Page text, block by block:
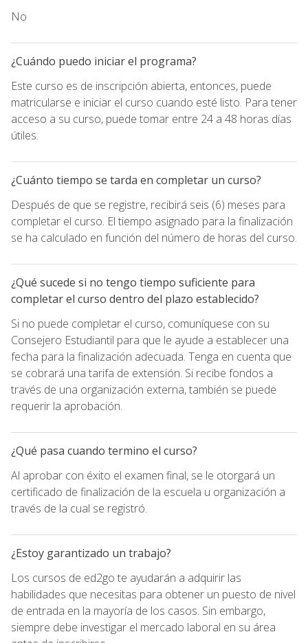
No
¿Cuándo puedo iniciar el programa?
Este curso es de inscripción abierta, entonces, puede
matricularse e iniciar el curso cuando esté listo. Para tener
acceso a su curso, puede tomar entre 24 a 48 horas días
útiles.
¿Cuánto tiempo se tarda en completar un curso?
Después de que se registre, recibirá seis (6) meses para
completar el curso. El tiempo asignado para la finalización
se ha calculado en función del número de horas del curso.
¿Qué sucede si no tengo tiempo suficiente para
completar el curso dentro del plazo establecido?
Si no puede completar el curso, comuníquese con su
Consejero Estudiantil para que le ayude a establecer una
fecha para la finalización adecuada. Tenga en cuenta que
se cobrará una tarifa de extensión. Si recibe fondos a
través de una organización externa, también se puede
requerir la aprobación.
¿Qué pasa cuando termino el curso?
Al aprobar con éxito el examen final, se le otorgará un
certificado de finalización de la escuela u organización a
través de la cual se registró.
¿Estoy garantizado un trabajo?
Los cursos de ed2go te ayudarán a adquirir las
habilidades que necesitas para obtener un puesto de nivel
de entrada en la mayoría de los casos. Sin embargo,
siempre debe investigar el mercado laboral en su área